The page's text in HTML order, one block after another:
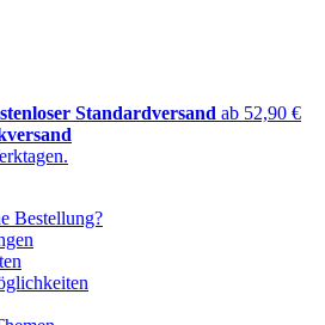
Standardversand ab 52,90 €
Bestellung?